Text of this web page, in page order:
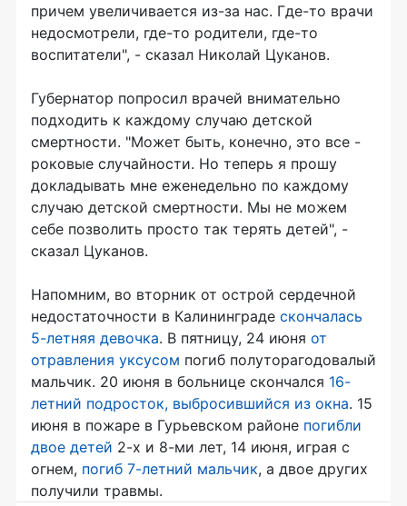
причем увеличивается из-за нас. Где-то врачи
недосмотрели, где-то родители, где-то
воспитатели", - сказал Николай Цуканов.
Губернатор попросил врачей внимательно
подходить к каждому случаю детской
смертности. "Может быть, конечно, это все -
роковые случайности. Но теперь я прошу
докладывать мне еженедельно по каждому
случаю детской смертности. Мы не можем
себе позволить просто так терять детей", -
сказал Цуканов.
Напомним, во вторник от острой сердечной
недостаточности в Калининграде скончалась
5-летняя девочка. В пятницу, 24 июня от
отравления уксусом погиб полуторагодовалый
мальчик. 20 июня в больнице скончался 16-
летний подросток, выбросившийся из окна. 15
июня в пожаре в Гурьевском районе погибли
двое детей 2-х и 8-ми лет, 14 июня, играя с
огнем, погиб 7-летний мальчик, а двое других
получили травмы.